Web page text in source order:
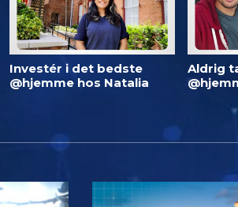
Investér i det bedste
@hjemme hos Natalia
Aldrig